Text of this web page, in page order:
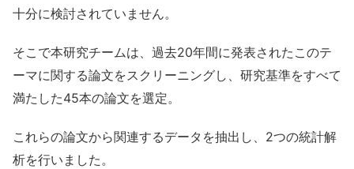
十分に検討されていません。
そこで本研究チームは、過去20年間に発表されたこのテ
ーマに関する論文をスクリーニングし、研究基準をすべて
満たした45本の論文を選定。
これらの論文から関連するデータを抽出し、2つの統計解
析を行いました。